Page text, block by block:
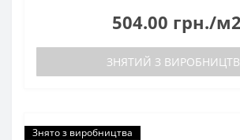
504.00 грн./м2
ЗНЯТИЙ З
Знято з виробництва